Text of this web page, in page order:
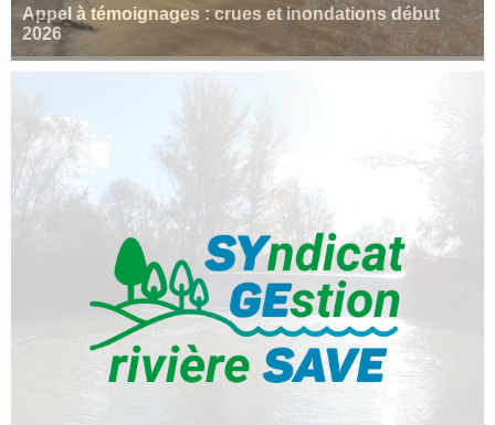
Appel à témoignages : crues et inondations début
2026